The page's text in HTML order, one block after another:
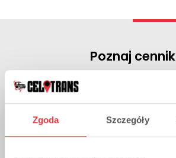
Zgoda Szczegóły
Poznaj cennik
Podróżując z nami, masz
wygodna, bez przesiadek i na
Regularne korzystanie z naszych